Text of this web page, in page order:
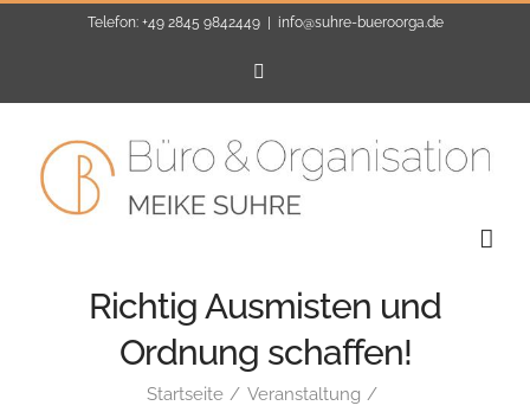
Telefon: +49 2845 9842449 info@suhre-bueroorga.de
Richtig Ausmisten und
Ordnung schaffen!
Startseite
Veranstaltung